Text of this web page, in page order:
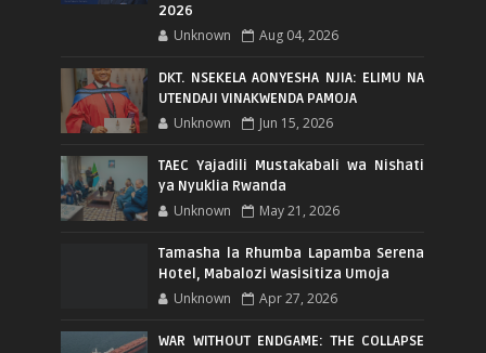
2026
Unknown Aug 04, 2026
DKT. NSEKELA AONYESHA NJIA: ELIMU NA
UTENDAJI VINAKWENDA PAMOJA
Unknown Jun 15, 2026
TAEC Yajadili Mustakabali wa Nishati
ya Nyuklia Rwanda
Unknown May 21, 2026
Tamasha la Rhumba Lapamba Serena
Hotel, Mabalozi Wasisitiza Umoja
Unknown Apr 27, 2026
WAR WITHOUT ENDGAME: THE COLLAPSE